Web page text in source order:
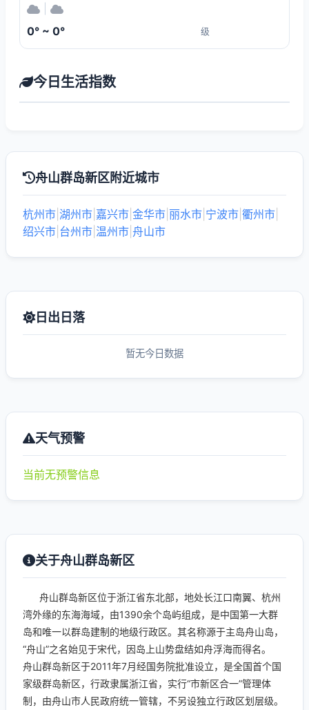
0° ~ 0° 级
今日生活指数
舟山群岛新区附近城市
杭州市 湖州市 嘉兴市 金华市 丽水市 宁波市 衢州市
绍兴市 台州市 温州市 舟山市
日出日落
暂无今日数据
天气预警
当前无预警信息
关于舟山群岛新区
舟山群岛新区位于浙江省东北部，地处长江口南翼、杭州
湾外缘的东海海域，由1390余个岛屿组成，是中国第一大群
岛和唯一以群岛建制的地级行政区。其名称源于主岛舟山岛，
“舟山”之名始见于宋代，因岛上山势盘结如舟浮海而得名。
舟山群岛新区于2011年7月经国务院批准设立，是全国首个国
家级群岛新区，行政隶属浙江省，实行“市新区合一”管理体
制，由舟山市人民政府统一管辖，不另设独立行政区划层级。